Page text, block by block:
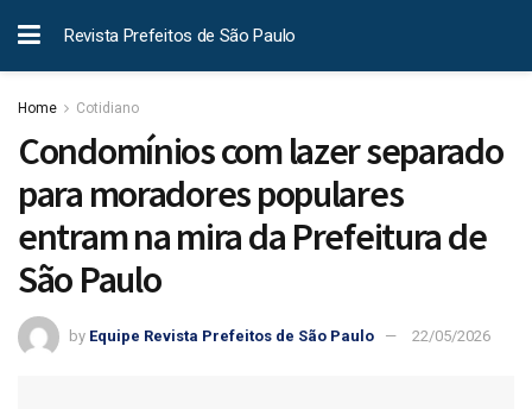
Revista Prefeitos de São Paulo
Home Cotidiano
Condomínios com lazer separado
para moradores populares
entram na mira da Prefeitura de
São Paulo
by Equipe Revista Prefeitos de São Paulo 22/05/2026